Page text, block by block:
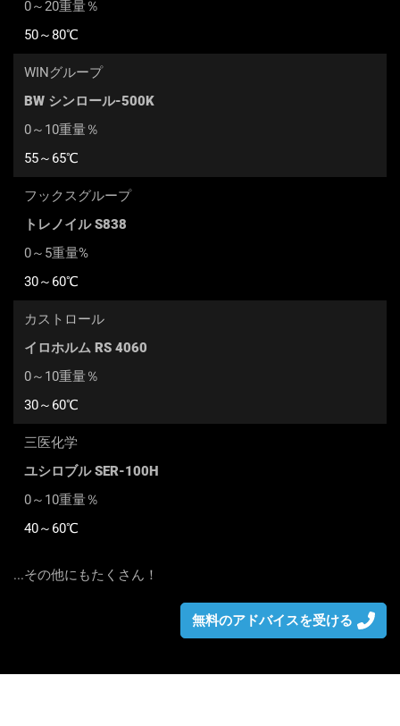
0～20重量％
50～80℃
WINグループ
BW シンロール-500K
0～10重量％
55～65℃
フックスグループ
トレノイル S838
0～5重量%
30～60℃
カストロール
イロホルム RS 4060
0～10重量％
30～60℃
三医化学
ユシロブル SER-100H
0～10重量％
40～60℃
...その他にもたくさん！
無料のアドバイスを受ける